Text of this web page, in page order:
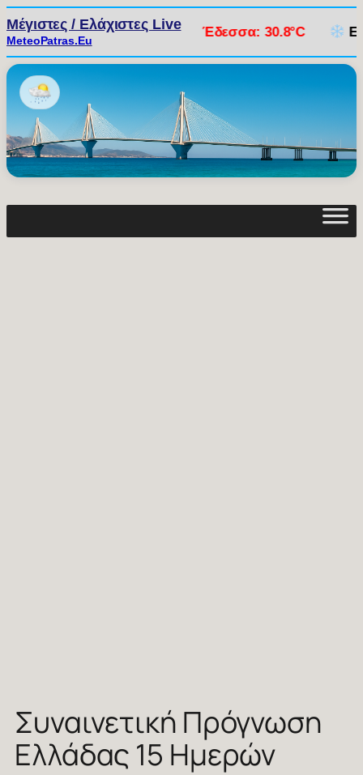
Μέγιστες / Ελάχιστες Live
MeteoPatras.Eu
· Αγρίνιο: 30.8°C · Έδεσσα: 30.8°C
περιεχόμενο
Συναινετική Πρόγνωση
Ελλάδας 15 Ημερών